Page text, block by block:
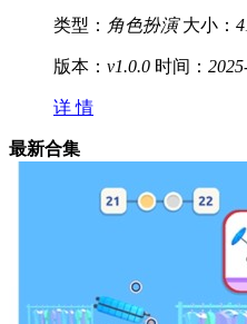
类型： 角色扮演 大小：
版本： v1.0.0 时间：
详 情
最新合集